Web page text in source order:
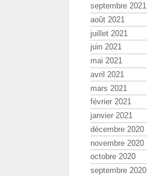
septembre 2021
août 2021
juillet 2021
juin 2021
mai 2021
avril 2021
mars 2021
février 2021
janvier 2021
décembre 2020
novembre 2020
octobre 2020
septembre 2020